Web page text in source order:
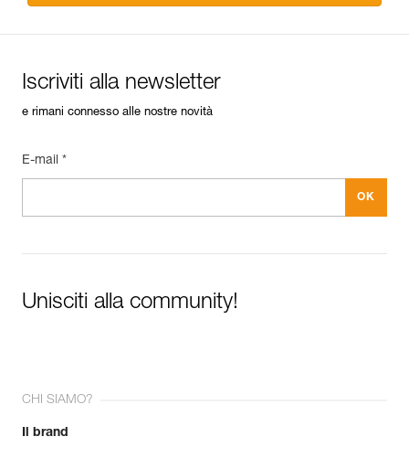
Iscriviti alla newsletter
e rimani connesso alle nostre novità
E-mail *
Unisciti alla community!
CHI SIAMO?
Il brand